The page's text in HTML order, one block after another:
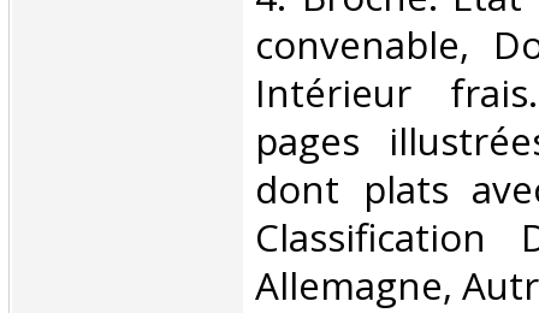
convenable,
Intérieur
pages
dont plats
Classification
Allemagne,